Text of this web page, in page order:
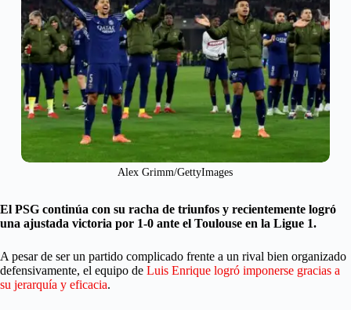
Alex Grimm/GettyImages
El PSG continúa con su racha de triunfos y recientemente logró
una ajustada victoria por 1-0 ante el Toulouse en la Ligue 1.
A pesar de ser un partido complicado frente a un rival bien organizado
defensivamente, el equipo de Luis Enrique logró imponerse gracias a
su jerarquía y eficacia.